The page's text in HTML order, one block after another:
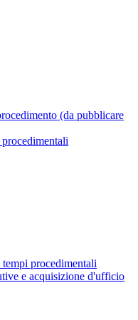
(da pubblicare
procedimentali
e acquisizione d'ufficio